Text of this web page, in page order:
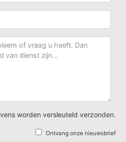
worden versleuteld verzonden.
Ontvang onze nieuwsbrief